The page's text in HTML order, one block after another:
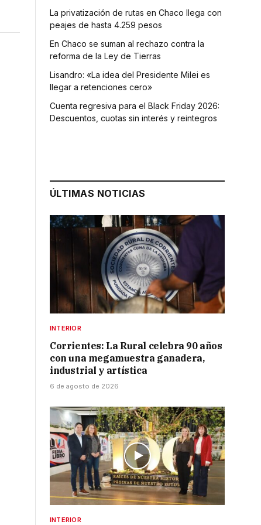
La privatización de rutas en Chaco llega con
peajes de hasta 4.259 pesos
En Chaco se suman al rechazo contra la
reforma de la Ley de Tierras
Lisandro: «La idea del Presidente Milei es
llegar a retenciones cero»
Cuenta regresiva para el Black Friday 2026:
Descuentos, cuotas sin interés y reintegros
ÚLTIMAS NOTICIAS
INTERIOR
Corrientes: La Rural celebra 90 años
con una megamuestra ganadera,
industrial y artística
6 de agosto de 2026
INTERIOR